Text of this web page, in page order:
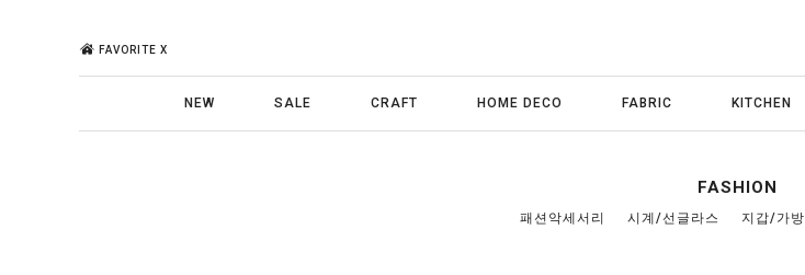
FAVORITE X
NEW SALE CRAFT HOME DECO FABRIC KITCHEN
FASHION
패션악세서리 시계/선글라스 지갑/가방